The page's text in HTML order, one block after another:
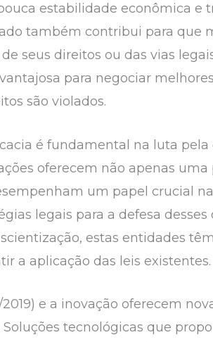
estabilidade econômica e
também contribui para que
seus direitos ou das vias
para negociar
são violados.
é fundamental na luta pela
oferecem não apenas
um papel crucial
legais para a defesa
estas entidades
a aplicação das leis existentes.
e a inovação oferecem
tecnológicas que